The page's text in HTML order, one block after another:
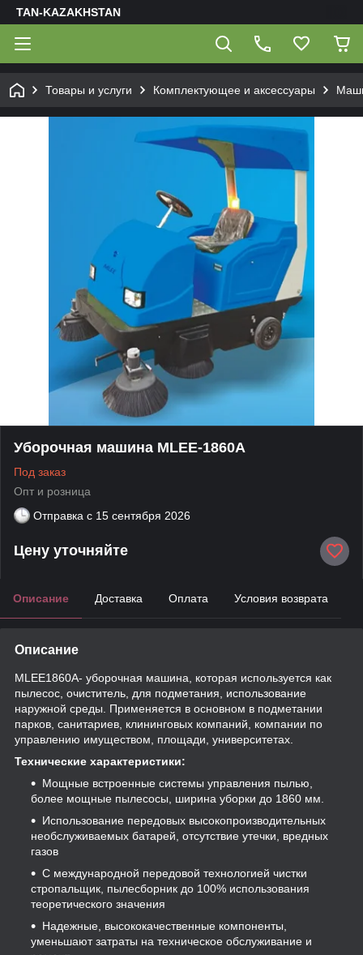
TAN-KAZAKHSTAN
Товары и услуги Комплектующее и аксессуары
Уборочная машина MLEE-1860A
Под заказ
Опт и розница
Отправка с 15 сентября 2026
Цену уточняйте
Описание Доставка Оплата Условия возврата
Описание
MLEE1860A- уборочная машина, которая используется как
пылесос, очиститель, для подметания, использование
наружной среды. Применяется в основном в подметании
парков, санитариев, клининговых компаний, компании по
управлению имуществом, площади, университетах.
Технические характеристики:
Мощные встроенные системы управления пылью,
более мощные пылесосы, ширина уборки до 1860 мм.
Использование передовых высокопроизводительных
необслуживаемых батарей, отсутствие утечки, вредных
газов
С международной передовой технологией чистки
стропальщик, пылесборник до 100% использования
теоретического значения
Надежные, высококачественные компоненты,
уменьшают затраты на техническое обслуживание и